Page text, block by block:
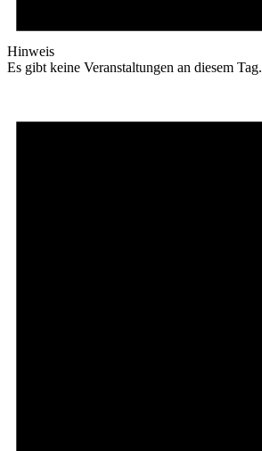
Hinweis
Es gibt keine Veranstaltungen an diesem Tag.